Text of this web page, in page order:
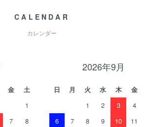
CALENDAR
カレンダー
金
土
1
7
8
2026年9月
日 月 火 水 木 金
1
2 3 4
6
7 8 9 10 11